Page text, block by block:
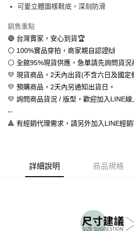
全盈+PAY
AFTEE先享後付
相關說明
【關於「AFTEE先享後付」】
AFTEE先享後付是「在收到商品之後才付款」
便利好安心！
１．簡單：不需註冊會員、不需綁卡、不需儲值
２．便利：只要手機號碼，簡訊認證，即可結帳
【「AFTEE先享後付」結帳流程】
１．於結帳方式選擇「AFTEE先享後付」後，
結帳頁面，進行簡訊認證並確認金額後，即可完
※ 請注意：結帳手續完成當下不需立刻繳費，
全家取貨付款
每筆NT$60，滿NT$888(含以上)免運費
付款後全家取貨
每筆NT$60，滿NT$888(含以上)免運費
可愛立體圖樣鞋底，深刻防滑
銷售重點
🔵 台灣賣家，安心到貨🏆
⚪ 100%實品穿拍，商家親自認證🙌
⚪ 全館95%現貨供應，急單請先詢問貨況
💛 現貨商品，2天內出貨(不含六日及國定
💛 預購商品，2天內另通知出貨日。
💛 詢問商品貨況 / 版型，歡迎加入LINE
--
🔺 有經銷代理需求，請另外加入LINE經
詳細說明 商品規格